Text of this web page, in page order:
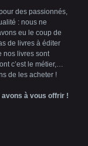
des passionnés,
: nous ne
eu le coup de
de livres à éditer
nos livres sont
c’est le métier,…
de les acheter !
à vous offrir !